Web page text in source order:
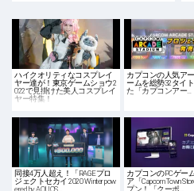
ハイクオリティなコスプレイ
ヤー達が！東京ゲームショウ2
022で見掛けた美人コスプレイ
ヤー特集！
カプコンの人気ア
ームを総勢32タイ
た「カプコンアー…
同接4万人超え！「RAGEプロ
ジェクトセカイ 2020 Winter pow
ered by AQUOS…
カプコンのPCゲー
ア「Capcom Town
プン！「クーポ…